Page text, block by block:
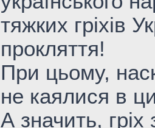
тяжких гріхів
прокляття!
При цьому,
не каялися в
А значить,